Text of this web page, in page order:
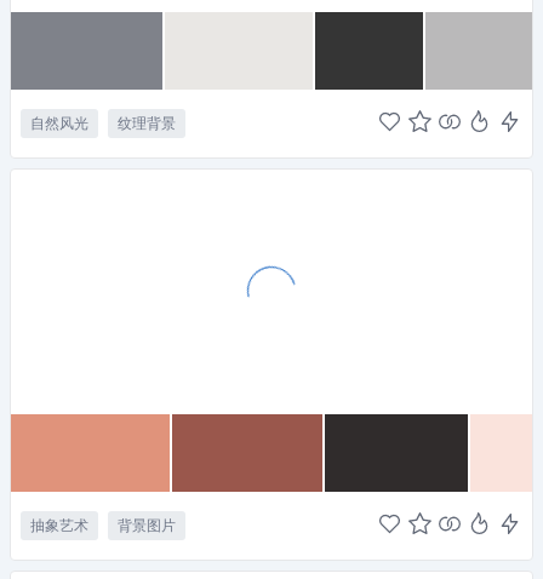
自然风光 纹理背景
抽象艺术 背景图片